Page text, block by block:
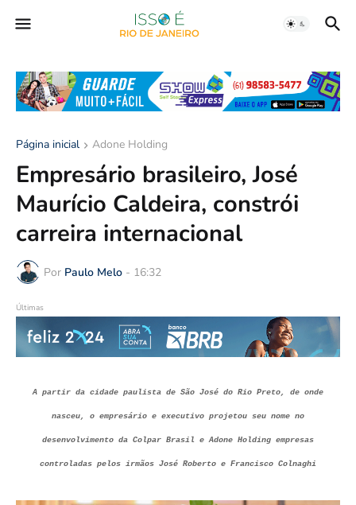
Página inicial Adone Holding
Empresário brasileiro, José
Maurício Caldeira, constrói
carreira internacional
Por Paulo Melo - 16:32
Últimas
A partir da cidade paulista de São José do Rio Preto, de onde
nasceu, o empresário e executivo projetou seu nome no
desenvolvimento da Colpar Brasil e Adone Holding empresas
controladas pelos irmãos José Roberto e Francisco Colnaghi